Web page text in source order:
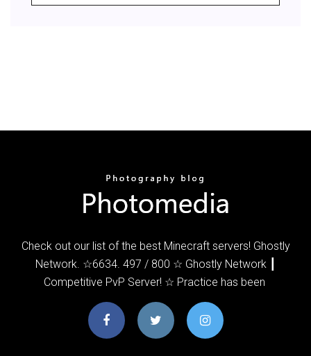
Check out our list of the best Minecraft servers! Ghostly
Network. ☆6634. 497 / 800 ☆ Ghostly Network ┃
Competitive PvP Server! ☆ Practice has been